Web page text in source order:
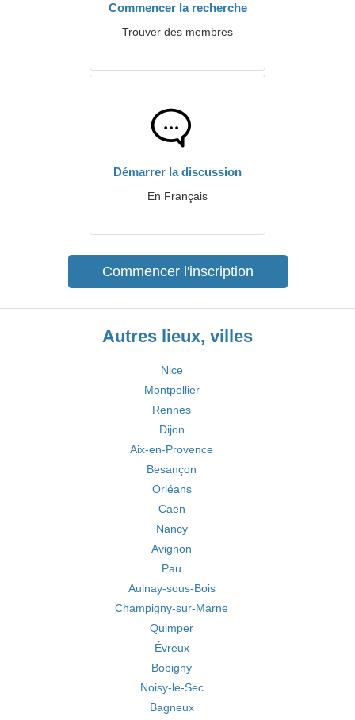
Commencer la recherche
Trouver des membres
Démarrer la discussion
En Français
Commencer l'inscription
Autres lieux, villes
Nice
Montpellier
Rennes
Dijon
Aix-en-Provence
Besançon
Orléans
Caen
Nancy
Avignon
Pau
Aulnay-sous-Bois
Champigny-sur-Marne
Quimper
Évreux
Bobigny
Noisy-le-Sec
Bagneux